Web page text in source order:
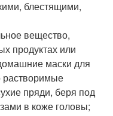
блестящими,
вещество,
продуктах или
маски для
растворимые
пряди, беря под
в коже головы;